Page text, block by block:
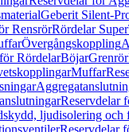
Geberit Silent-
RensrörRördelar
Övergångskoppling
RördelarBöjarGrenrör
Muffar
Reservdelar
ljudisolering och
Reservdelar